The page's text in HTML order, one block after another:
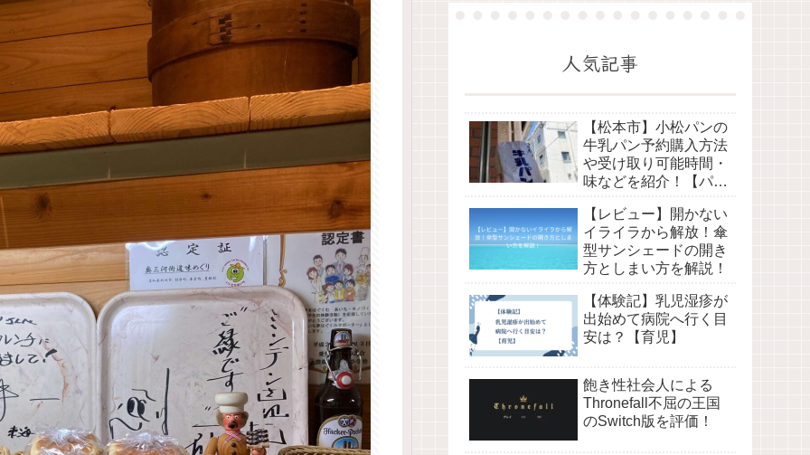
人気記事
【松本市】小松パンの
牛乳パン予約購入方法
や受け取り可能時間・
味などを紹介！【パン
【レビュー】開かない
イライラから解放！傘
型サンシェードの開き
方としまい方を解説！
【体験記】乳児湿疹が
出始めて病院へ行く目
安は？【育児】
飽き性社会人による
Thronefall不屈の王国
のSwitch版を評価！